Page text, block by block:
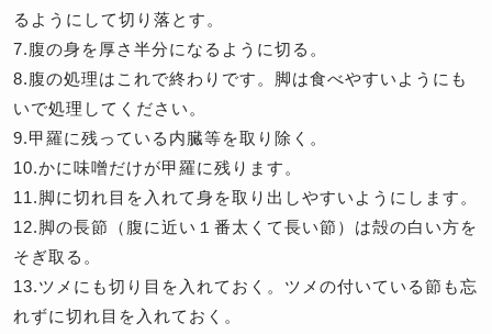
るようにして切り落とす。
7.腹の身を厚さ半分になるように切る。
8.腹の処理はこれで終わりです。脚は食べやすいようにも
いで処理してください。
9.甲羅に残っている内臓等を取り除く。
10.かに味噌だけが甲羅に残ります。
11.脚に切れ目を入れて身を取り出しやすいようにします。
12.脚の長節（腹に近い１番太くて長い節）は殻の白い方を
そぎ取る。
13.ツメにも切り目を入れておく。ツメの付いている節も忘
れずに切れ目を入れておく。